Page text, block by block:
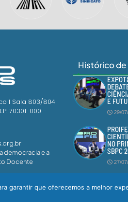
I Sala 803/804
70301-000 -
democracia e a
Docente
Histórico
E
29/
NO
SBPC
27/
garantir que oferecemos a melhor